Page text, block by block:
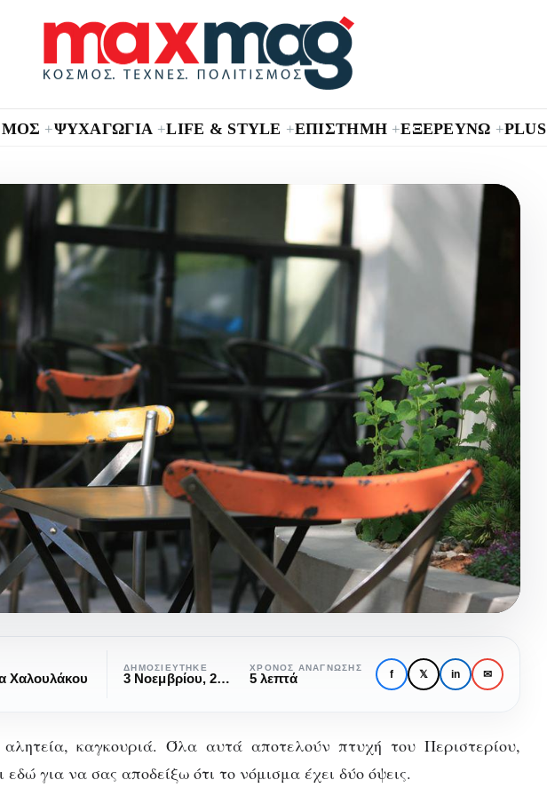
+ΨΥΧΑΓΩΓΙΑ +LIFE & STYLE +ΕΠΙΣΤΗΜΗ +ΕΞΕΡΕΥΝΩ +PLUS
Χαλουλάκου
ΔΗΜΟΣΙΕΎΤΗΚΕ
3 Νοεμβρίου, 2017
ΧΡΌΝΟΣ ΑΝΆΓΝΩΣΗΣ
5 λεπτά f 𝕏 in ✉
αλητεία, καγκουριά. Όλα αυτά αποτελούν πτυχή του Περιστερίου,
για να σας αποδείξω ότι το νόμισμα έχει δύο όψεις.